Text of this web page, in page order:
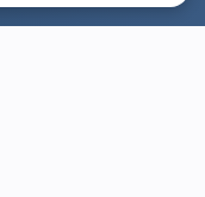
(abre em nova janela)